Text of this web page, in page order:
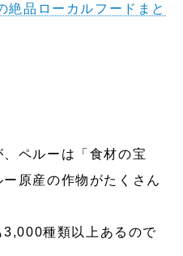
絶品ローカルフードまと
ペルーは「食材の宝
原産の作物がたくさん
3,000種類以上あるので